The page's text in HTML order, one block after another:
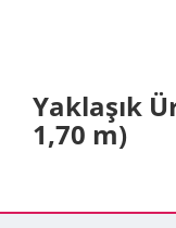
Yaklaşık
1,70 m)